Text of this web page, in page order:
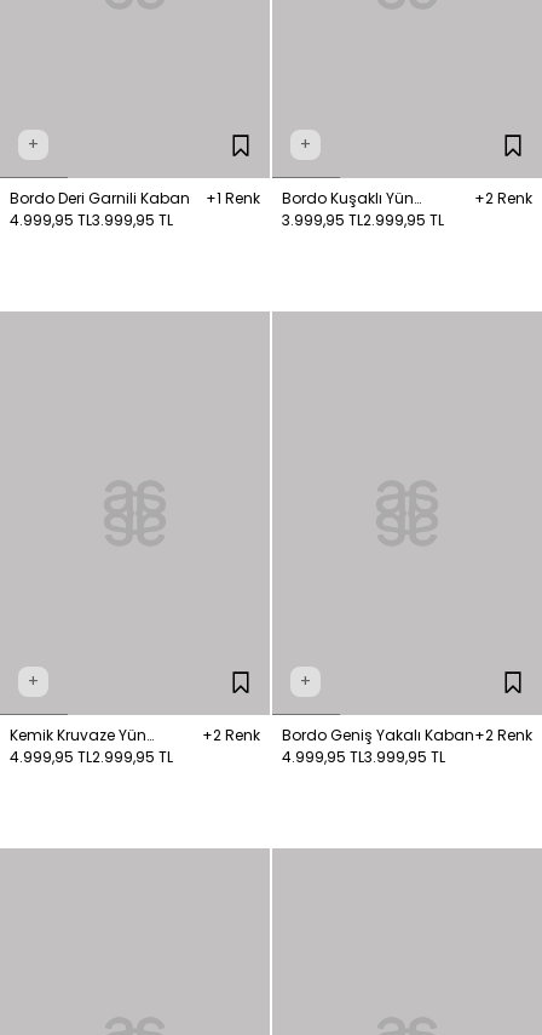
+
Bordo Deri Garnili Kaban
+1 Renk
4.999,95 TL3.999,95 TL
+
Bordo Kuşaklı Yün
Karışımlı Kaban
+2 Renk
3.999,95 TL2.999,95 TL
+
Kemik Kruvaze Yün
Karışımlı Kaban
+2 Renk
4.999,95 TL2.999,95 TL
+
Bordo Geniş Yakalı Kaban+2 Renk
4.999,95 TL3.999,95 TL